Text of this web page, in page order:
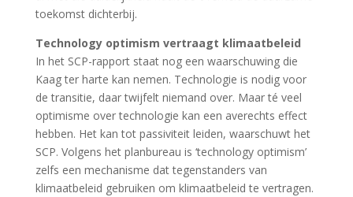
toekomst dichterbij.
Technology optimism vertraagt klimaatbeleid
In het SCP-rapport staat nog een waarschuwing die
Kaag ter harte kan nemen. Technologie is nodig voor
de transitie, daar twijfelt niemand over. Maar té veel
optimisme over technologie kan een averechts effect
hebben. Het kan tot passiviteit leiden, waarschuwt het
SCP. Volgens het planbureau is ‘technology optimism’
zelfs een mechanisme dat tegenstanders van
klimaatbeleid gebruiken om klimaatbeleid te vertragen.